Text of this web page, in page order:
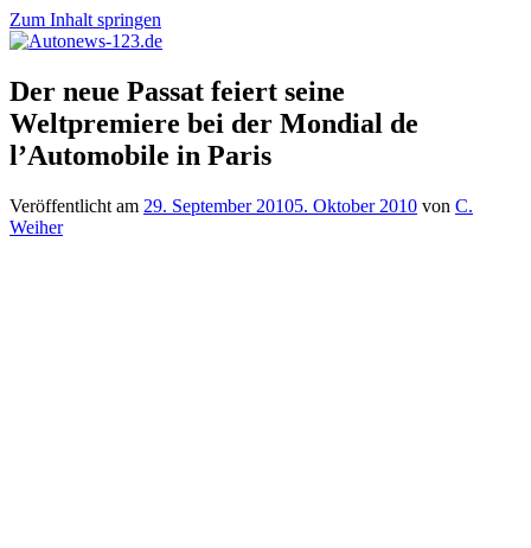
Zum Inhalt springen
Autonews-
123.de
Autonews
mit
Charme
Der neue Passat feiert seine
Weltpremiere bei der Mondial de
l’Automobile in Paris
Veröffentlicht am 29. September 20105. Oktober 2010 von C.
Weiher